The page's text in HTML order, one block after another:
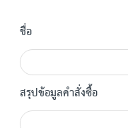
ชื่อ
สรุปข้อมูลคำสั่งซื้อ